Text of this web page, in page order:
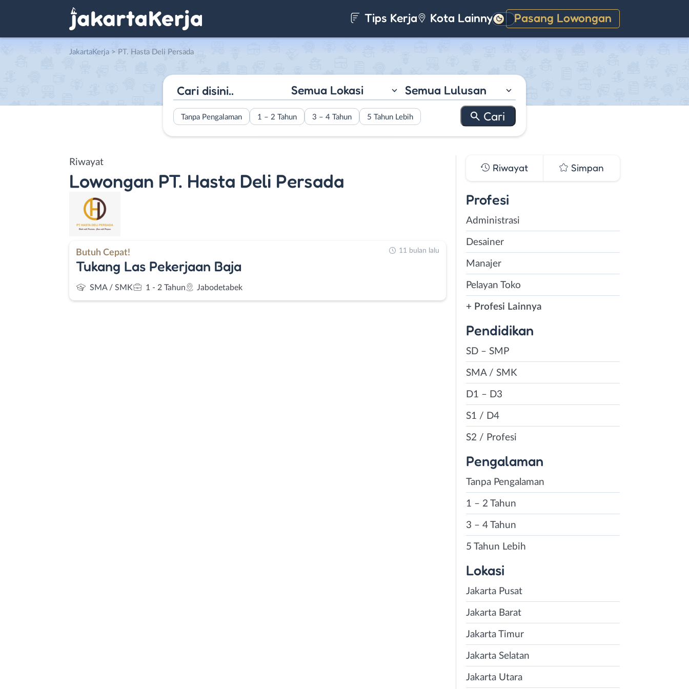
Tips Kerja Kota Lainnya Pasang Lowongan
Gelap
JakartaKerja > PT. Hasta Deli Persada
Semua Lokasi Semua Lulusan
Tanpa Pengalaman 1 – 2 Tahun 3 – 4 Tahun 5 Tahun Lebih
Riwayat
Lowongan PT. Hasta Deli Persada
Butuh Cepat!
Tukang Las Pekerjaan Baja
SMA / SMK 1 - 2 Tahun Jabodetabek
11 bulan lalu
Riwayat Simpan
Profesi
Administrasi
Desainer
Manajer
Pelayan Toko
+ Profesi Lainnya
Pendidikan
SD – SMP
SMA / SMK
D1 – D3
S1 / D4
S2 / Profesi
Pengalaman
Tanpa Pengalaman
1 – 2 Tahun
3 – 4 Tahun
5 Tahun Lebih
Lokasi
Jakarta Pusat
Jakarta Barat
Jakarta Timur
Jakarta Selatan
Jakarta Utara